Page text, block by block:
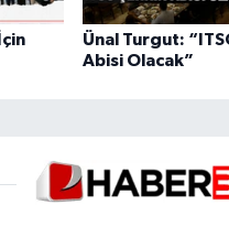
Ünal Turgut:
Abisi Olacak”